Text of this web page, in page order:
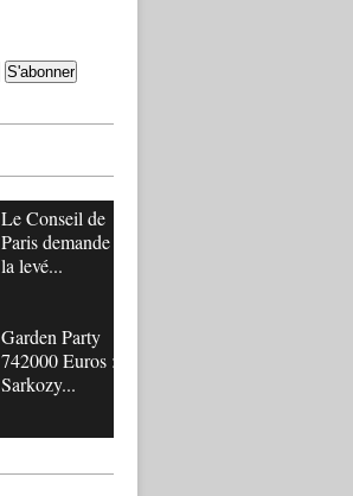
Le Conseil de
Paris demande
la levé...
Garden Party
742000 Euros :
Sarkozy...